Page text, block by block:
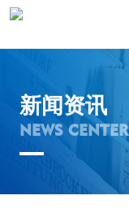
新闻资讯
NEWS CENTER